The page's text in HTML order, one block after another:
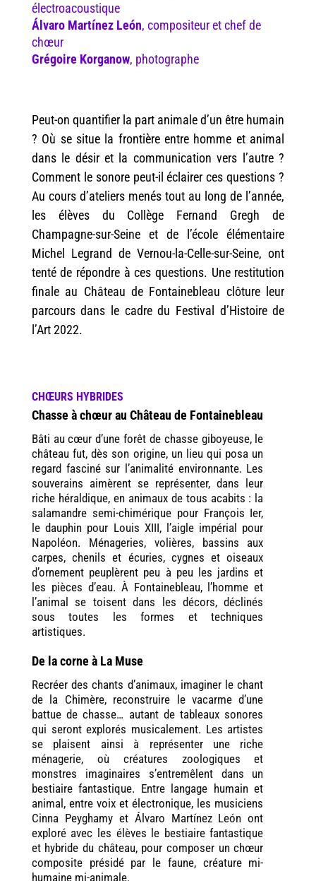
électroacoustique
Álvaro Martínez León, compositeur et chef de
chœur
Grégoire Korganow, photographe
Peut-on quantifier la part animale d’un être humain
? Où se situe la frontière entre homme et animal
dans le désir et la communication vers l’autre ?
Comment le sonore peut-il éclairer ces questions ?
Au cours d’ateliers menés tout au long de l’année,
les élèves du Collège Fernand Gregh de
Champagne-sur-Seine et de l’école élémentaire
Michel Legrand de Vernou-la-Celle-sur-Seine, ont
tenté de répondre à ces questions. Une restitution
finale au Château de Fontainebleau clôture leur
parcours dans le cadre du Festival d’Histoire de
l’Art 2022.
CHŒURS HYBRIDES
Chasse à chœur au Château de Fontainebleau
Bâti au cœur d’une forêt de chasse giboyeuse, le
château fut, dès son origine, un lieu qui posa un
regard fasciné sur l’animalité environnante. Les
souverains aimèrent se représenter, dans leur
riche héraldique, en animaux de tous acabits : la
salamandre semi-chimérique pour François Ier,
le dauphin pour Louis XIII, l’aigle impérial pour
Napoléon. Ménageries, volières, bassins aux
carpes, chenils et écuries, cygnes et oiseaux
d’ornement peuplèrent peu à peu les jardins et
les pièces d’eau. À Fontainebleau, l’homme et
l’animal se toisent dans les décors, déclinés
sous toutes les formes et techniques
artistiques.
De la corne à La Muse
Recréer des chants d’animaux, imaginer le chant
de la Chimère, reconstruire le vacarme d’une
battue de chasse… autant de tableaux sonores
qui seront explorés musicalement. Les artistes
se plaisent ainsi à représenter une riche
ménagerie, où créatures zoologiques et
monstres imaginaires s’entremêlent dans un
bestiaire fantastique. Entre langage humain et
animal, entre voix et électronique, les musiciens
Cinna Peyghamy et Álvaro Martínez León ont
exploré avec les élèves le bestiaire fantastique
et hybride du château, pour composer un chœur
composite présidé par le faune, créature mi-
humaine mi-animale.